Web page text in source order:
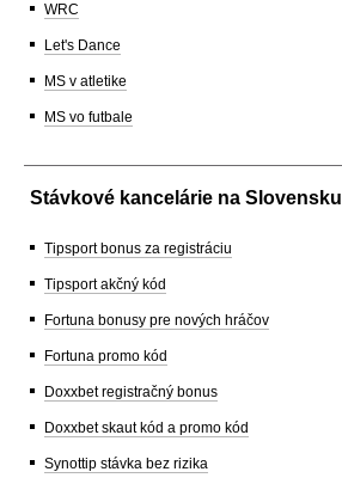
WRC
Let's Dance
MS v atletike
MS vo futbale
Stávkové kancelárie na Slovensku
Tipsport bonus za registráciu
Tipsport akčný kód
Fortuna bonusy pre nových hráčov
Fortuna promo kód
Doxxbet registračný bonus
Doxxbet skaut kód a promo kód
Synottip stávka bez rizika